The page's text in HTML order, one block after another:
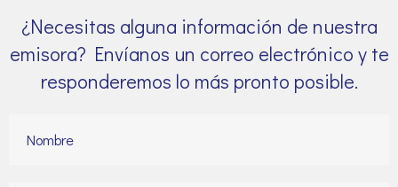
¿Necesitas alguna información de nuestra
emisora? Envíanos un correo electrónico y te
responderemos lo más pronto posible.